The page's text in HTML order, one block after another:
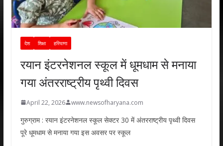
देश शिक्षा हरियाणा
रयान इंटरनेशनल स्कूल में धूमधाम से मनाया
गया अंतरराष्ट्रीय पृथ्वी दिवस
April 22, 2026 www.newsofharyana.com
गुरुग्राम : रयान इंटरनेशनल स्कूल सेक्टर 30 में अंतरराष्ट्रीय पृथ्वी दिवस
पूरे धूमधाम से मनाया गया इस अवसर पर स्कूल